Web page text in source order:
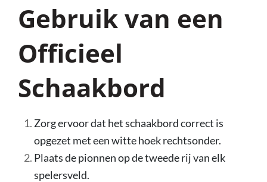
Gebruik van een
Officieel
Schaakbord
Zorg ervoor dat het schaakbord correct is
opgezet met een witte hoek rechtsonder.
Plaats de pionnen op de tweede rij van elk
spelersveld.